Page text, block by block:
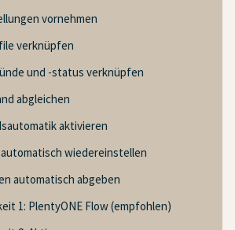
vornehmen
verknüpfen
und -status verknüpfen
abgleichen
aktivieren
automatisch wiedereinstellen
automatisch abgeben
1: PlentyONE Flow (empfohlen)